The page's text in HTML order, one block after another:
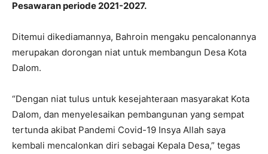
Pesawaran periode 2021-2027.
Ditemui dikediamannya, Bahroin mengaku pencalonannya
merupakan dorongan niat untuk membangun Desa Kota
Dalom.
“Dengan niat tulus untuk kesejahteraan masyarakat Kota
Dalom, dan menyelesaikan pembangunan yang sempat
tertunda akibat Pandemi Covid-19 Insya Allah saya
kembali mencalonkan diri sebagai Kepala Desa,” tegas